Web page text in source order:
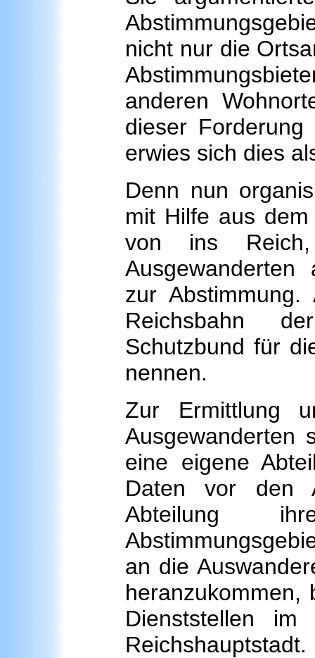
nicht nur die
anderen
dieser
erwies sich dies
Denn nun
mit Hilfe aus
von ins
zur
Reichsbahn
Schutzbund für
nennen.
Zur Ermittlung
Ausgewanderten
eine eigene
Daten vor den
Abteilung
an die
heranzukommen,
Dienststellen
Reichshauptstadt.